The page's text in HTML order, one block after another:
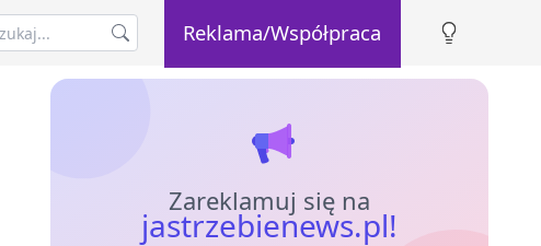
Reklama/Współpraca
Zareklamuj się na
jastrzebienews.pl!